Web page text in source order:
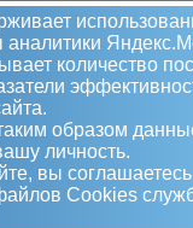
количество
образом
личность.
вы
Сookies